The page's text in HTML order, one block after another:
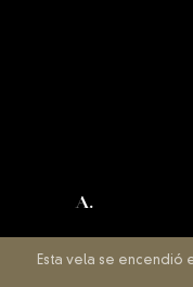
A.
Esta vela se encendió